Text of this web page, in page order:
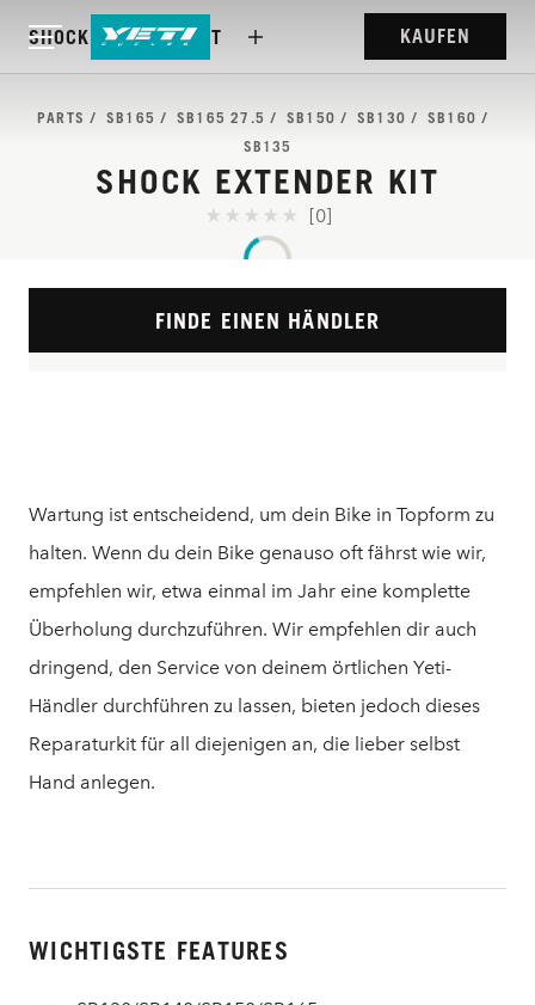
SHOCK EXTENDER KIT KAUFEN
PARTS SB165 SB165 27.5 SB150 SB130
SB160
SB135
SHOCK EXTENDER KIT
[0]
FINDE EINEN HÄNDLER
Wartung ist entscheidend, um dein Bike in Topform zu
halten. Wenn du dein Bike genauso oft fährst wie wir,
empfehlen wir, etwa einmal im Jahr eine komplette
Überholung durchzuführen. Wir empfehlen dir auch
dringend, den Service von deinem örtlichen Yeti-
Händler durchführen zu lassen, bieten jedoch dieses
Reparaturkit für all diejenigen an, die lieber selbst
Hand anlegen.
WICHTIGSTE FEATURES